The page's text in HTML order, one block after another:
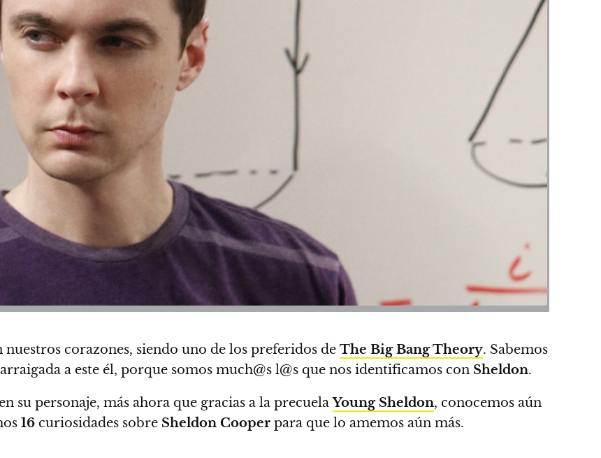
nuestros corazones, siendo uno de los preferidos de The Big Bang Theory. Sabemos
a este él, porque somos much@s l@s que nos identificamos con Sheldon.
su personaje, más ahora que gracias a la precuelaYoung Sheldon, conocemos aún
16 curiosidades sobre Sheldon Cooper para que lo amemos aún más.